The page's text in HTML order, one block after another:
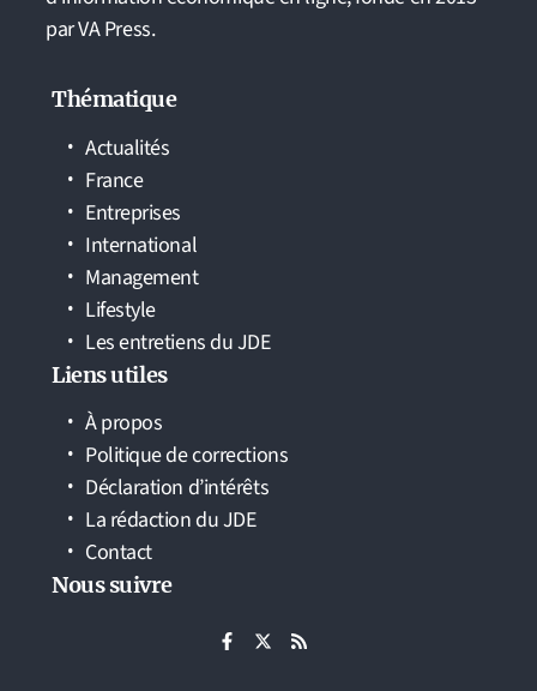
par VA Press.
Thématique
Actualités
France
Entreprises
International
Management
Lifestyle
Les entretiens du JDE
Liens utiles
À propos
Politique de corrections
Déclaration d’intérêts
La rédaction du JDE
Contact
Nous suivre